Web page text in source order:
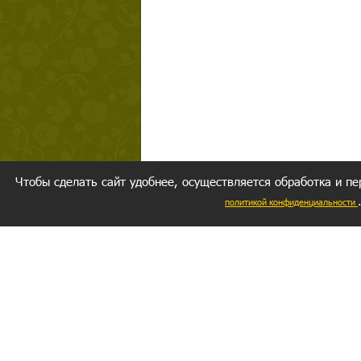
Чтобы сделать сайт удобнее, осуществляется обработка и
политикой конфиденциальности